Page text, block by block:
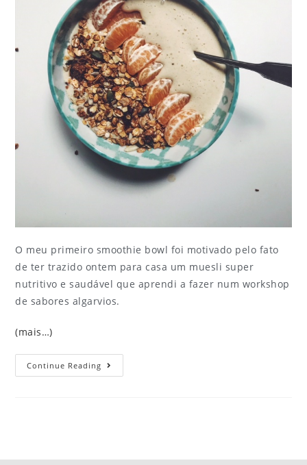
O meu primeiro smoothie bowl foi motivado pelo fato
de ter trazido ontem para casa um muesli super
nutritivo e saudável que aprendi a fazer num workshop
de sabores algarvios.
(mais…)
Continue Reading